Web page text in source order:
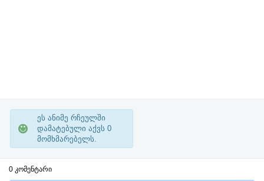
ეს ანიმე რჩეულში
დამატებული აქვს 0
მომხმარებელს.
0 კომენტარი